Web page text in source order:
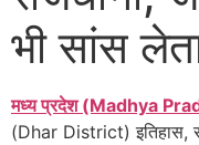
भी सांस
मध्य प्रदेश (Madhya
(Dhar District) इतिहास,